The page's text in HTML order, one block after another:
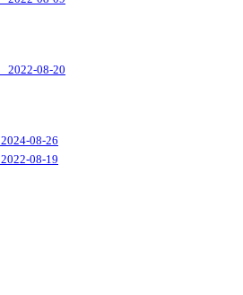
2022-08-20
2024-08-26
2022-08-19